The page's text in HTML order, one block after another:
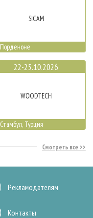
SICAM
Порденоне
22-25.10.2026
WOODTECH
Стамбул, Турция
Смотреть все
Рекламодателям
Контакты